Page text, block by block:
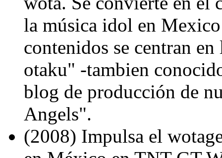
la música idol en
contenidos se centran
otaku" -tambien
blog de producción de
Angels".
(2008) Impulsa el